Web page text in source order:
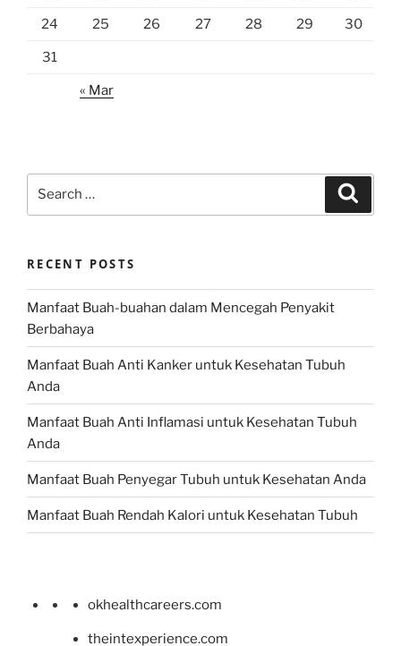
24 25 26 27 28 29 30
31
« Mar
RECENT POSTS
Manfaat Buah-buahan dalam Mencegah Penyakit
Berbahaya
Manfaat Buah Anti Kanker untuk Kesehatan Tubuh
Anda
Manfaat Buah Anti Inflamasi untuk Kesehatan Tubuh
Anda
Manfaat Buah Penyegar Tubuh untuk Kesehatan Anda
Manfaat Buah Rendah Kalori untuk Kesehatan Tubuh
okhealthcareers.com
theintexperience.com